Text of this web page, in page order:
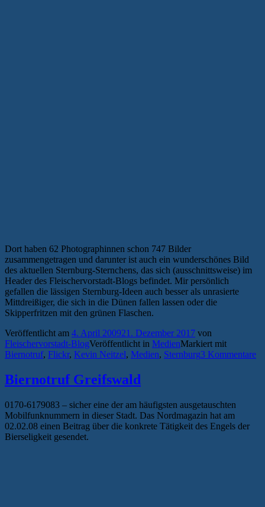
Dort haben 62 Photographinnen schon 747 Bilder
zusammengetragen und darunter ist auch ein wunderschönes Bild
des aktuellen Sternburg-Sternchens, das sich (ausschnittsweise) im
Header des Fleischervorstadt-Blogs befindet. Mir persönlich
gefallen die lässigen Sternburg-Ideen auch besser als unrasierte
Mittdreißiger, die sich in die Dünen fallen lassen oder die
Skipperfritzen mit den grünen Flaschen.
Veröffentlicht am 4. April 200921. Dezember 2017 von
Fleischervorstadt-BlogVeröffentlicht in MedienMarkiert mit
Biernotruf, Flickr, Kevin Neitzel, Medien, Sternburg3 Kommentare
Biernotruf Greifswald
0170-6179083 – sicher eine der am häufigsten ausgetauschten
Mobilfunknummern in dieser Stadt. Das Nordmagazin hat am
02.02.08 einen Beitrag über die konkrete Tätigkeit des Engels der
Bierseligkeit gesendet.